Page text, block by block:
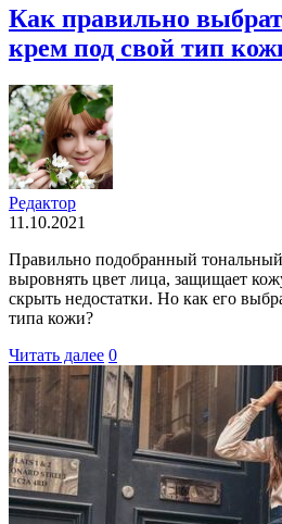
Как правильно
крем под свой тип
Редактор
11.10.2021
Правильно подобранный
выровнять цвет лица, защищает
скрыть недостатки. Но как его
типа кожи?
Читать далее 0